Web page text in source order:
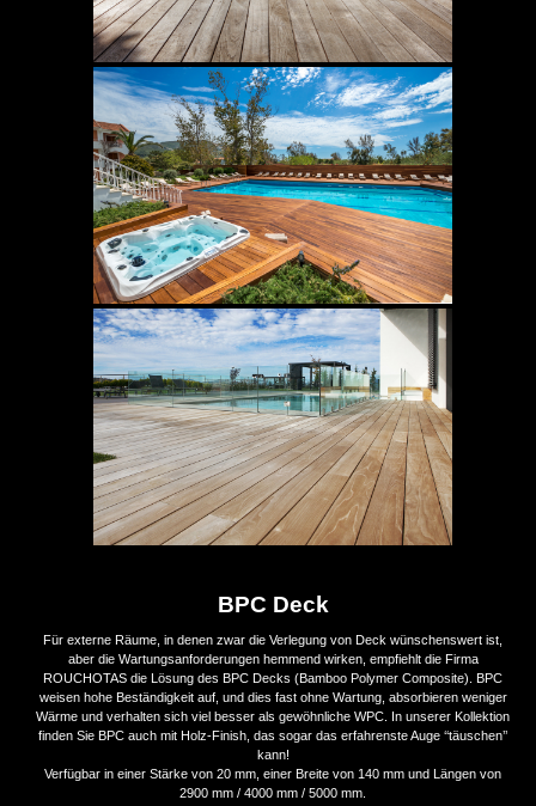
BPC Deck
Für externe Räume, in denen zwar die Verlegung von Deck wünschenswert ist,
aber die Wartungsanforderungen hemmend wirken, empfiehlt die Firma
ROUCHOTAS die Lösung des BPC Decks (Bamboo Polymer Composite). BPC
weisen hohe Beständigkeit auf, und dies fast ohne Wartung, absorbieren weniger
Wärme und verhalten sich viel besser als gewöhnliche WPC. In unserer Kollektion
finden Sie BPC auch mit Holz-Finish, das sogar das erfahrenste Auge ‘‘täuschen’’
kann!
Verfügbar in einer Stärke von 20 mm, einer Breite von 140 mm und Längen von
2900 mm / 4000 mm / 5000 mm.